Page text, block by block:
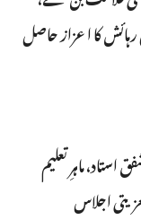
رہائش کا اعزاز حاصل
استاد، ماہرِتعلیم
اجلاس